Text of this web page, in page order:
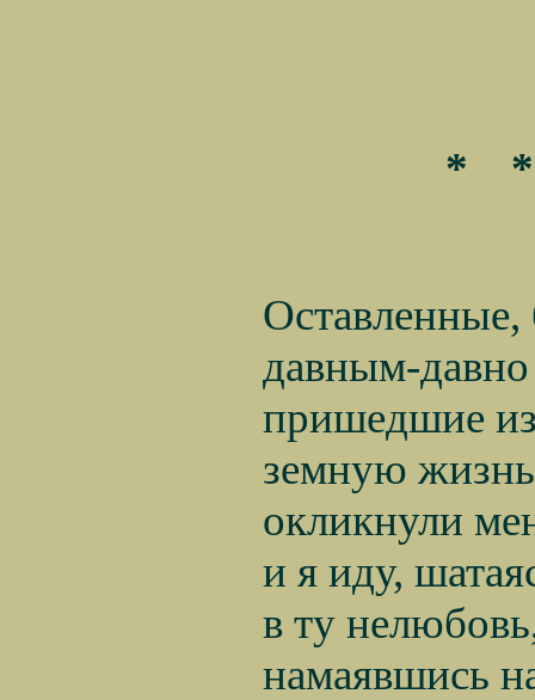
* *
Оставленные,
давным-давно
пришедшие из
земную жизнь
окликнули
и я иду,
в ту нелюбовь,
намаявшись на